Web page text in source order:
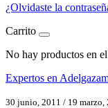
¿Olvidaste la
Carrito
No hay productos en
Expertos en
30 junio, 2011 / 19 marzo,